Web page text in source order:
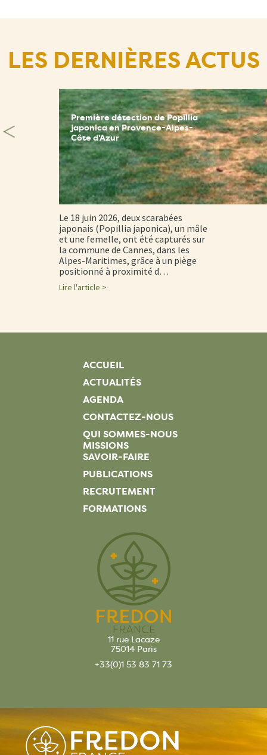
LES DERNIÈRES ACTUS
Première détection de Popillia
japonica en Provence-Alpes-
Côte d'Azur
Le 18 juin 2026, deux scarabées
japonais (Popillia japonica), un mâle
et une femelle, ont été capturés sur
la commune de Cannes, dans les
Alpes-Maritimes, grâce à un piège
positionné à proximité d…
Lire l'article >
ACCUEIL
ACTUALITÉS
AGENDA
CONTACTEZ-NOUS
QUI SOMMES-NOUS
MISSIONS
SAVOIR-FAIRE
PUBLICATIONS
RECRUTEMENT
FORMATIONS
11 rue Lacaze
75014 Paris
+33(0)1 53 83 71 73